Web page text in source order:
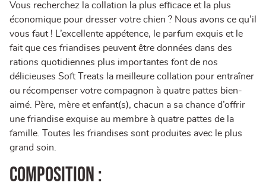
Vous recherchez la collation la plus efficace et la plus
économique pour dresser votre chien ? Nous avons ce qu’il
vous faut ! L’excellente appétence, le parfum exquis et le
fait que ces friandises peuvent être données dans des
rations quotidiennes plus importantes font de nos
délicieuses Soft Treats la meilleure collation pour entraîner
ou récompenser votre compagnon à quatre pattes bien-
aimé. Père, mère et enfant(s), chacun a sa chance d’offrir
une friandise exquise au membre à quatre pattes de la
famille. Toutes les friandises sont produites avec le plus
grand soin.
Composition :